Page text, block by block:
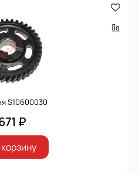
S10600030
₽